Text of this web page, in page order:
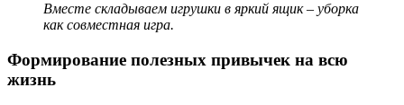
Вместе складываем игрушки в яркий ящик – уборка
как совместная игра.
Формирование полезных привычек на всю
жизнь